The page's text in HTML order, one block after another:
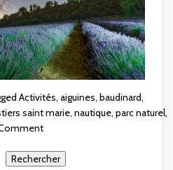
Activités, aiguines, baudinard,
saint marie, nautique, parc naturel,
on
Parc
Rechercher